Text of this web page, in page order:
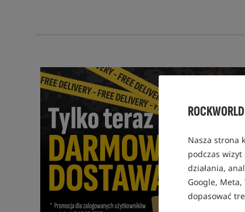
Nasza strona
podczas
działania,
Google,
dopasować